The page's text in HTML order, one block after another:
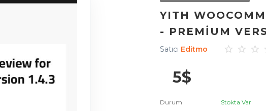
YITH
- PREMIUM
Satıcı Editmo
5$
Durum
Stokta Var